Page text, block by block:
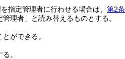
指定管理者に行わせる場合は、 第2条
理者」と読み替えるものとする。
ができる。
。